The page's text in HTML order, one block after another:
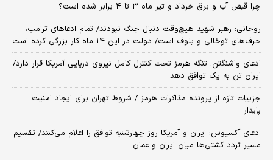
چرا قبض آب و برق خرداد و تیر ماه ۳ تا ۴ برابر شده است؟
روحانی: رهبر شهید هیچ‌وقت دنبال جنگ نبودند/ تمام ادعاهای ترامپ،
حرف‌های توخالی و بلوف است/ دولت در این ۱۴ ماه کار بزرگی کرده است
ادعای واشنگتن: تنگه هرمز تحت کنترل کامل نیروی دریایی آمریکا قرار دارد/
ایران تن به یک توافق دهد
جزییات تازه از پرونده مذاکرات هرمز / شروط تهران برای ایجاد امنیت
پایدار
ادعای آکسیوس: ایران و آمریکا روز چهارشنبه توافق را اعلام می‌کنند/ تقسیم
مسیر تردد کشتی‌ها میان ایران و عمان